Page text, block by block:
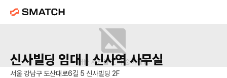
매물 사진을 준비 중이에요.
신사빌딩 임대 | 신사역사무실
서울 강남구 도산대로6길 5 신사빌딩 2F